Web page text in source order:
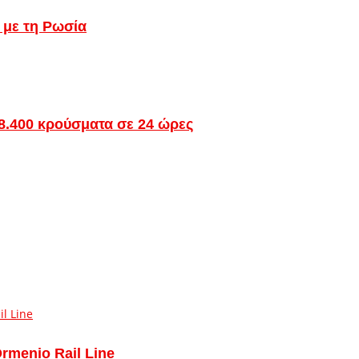
με τη Ρωσία
κρούσματα σε 24 ώρες
Rail Line